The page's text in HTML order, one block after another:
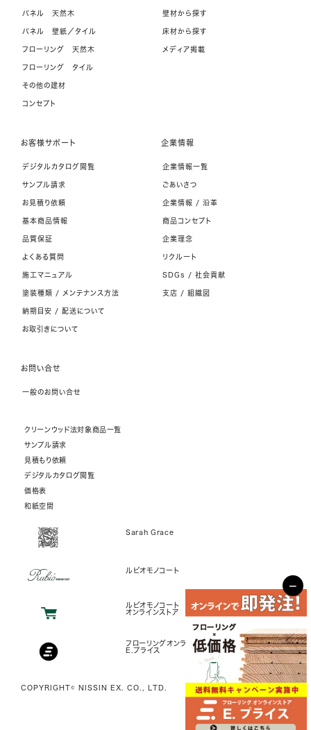
パネル 天然木
パネル 壁紙／タイル
フローリング 天然木
フローリング タイル
その他の建材
コンセプト
壁材から探す
床材から探す
メディア掲載
お客様サポート
デジタルカタログ閲覧
サンプル請求
お見積り依頼
基本商品情報
品質保証
よくある質問
施工マニュアル
塗装種類 / メンテナンス方法
納期目安 / 配送について
お取引きについて
企業情報
企業情報一覧
ごあいさつ
企業情報 / 沿革
商品コンセプト
企業理念
リクルート
SDGs / 社会貢献
支店 / 組織図
お問い合せ
一般のお問い合せ
クリーンウッド法対象商品一覧
サンプル請求
見積もり依頼
デジタルカタログ閲覧
価格表
和紙空間
Sarah Grace
ルビオモノコート
ルビオモノコート
オンラインストア
フローリングオンラインストア
E.プライス
COPYRIGHT© NISSIN EX. CO., LTD.
−